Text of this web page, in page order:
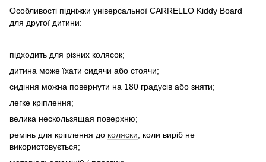
Особливості підніжки універсальної CARRELLO Kiddy Board
для другої дитини:
підходить для різних колясок;
дитина може їхати сидячи або стоячи;
сидіння можна повернути на 180 градусів або зняти;
легке кріплення;
велика нескользящая поверхню;
ремінь для кріплення до коляски , коли виріб не
використовується;